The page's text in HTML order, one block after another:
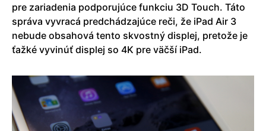
pre zariadenia podporujúce funkciu 3D Touch. Táto
správa vyvracá predchádzajúce reči, že iPad Air 3
nebude obsahová tento skvostný displej, pretože je
ťažké vyvinúť displej so 4K pre väčší iPad.